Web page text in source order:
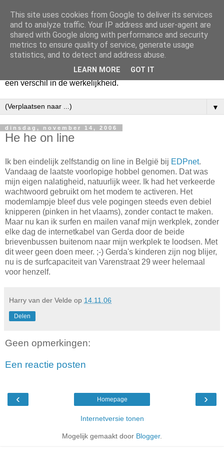
Harry
Hier vertel ik wat ik kwijt wil. Hier zeg ik wat ik gezegd wil
hebben. Voor mijzelf. Misschien voor jou. Zolang het mijn
hart lucht en mijn geest verheldert. En mogelijk maakt het
een verschil in de werkelijkheid.
▼
dinsdag, november 14, 2006
He he on line
Ik ben eindelijk zelfstandig on line in België bij EDPnet.
Vandaag de laatste voorlopige hobbel genomen. Dat was
mijn eigen nalatigheid, natuurlijk weer. Ik had het verkeerde
wachtwoord gebruikt om het modem te activeren. Het
modemlampje bleef dus vele pogingen steeds even debiel
knipperen (pinken in het vlaams), zonder contact te maken.
Maar nu kan ik surfen en mailen vanaf mijn werkplek, zonder
elke dag de internetkabel van Gerda door de beide
brievenbussen buitenom naar mijn werkplek te loodsen. Met
dit weer geen doen meer. ;-) Gerda's kinderen zijn nog blijer,
nu is de surfcapaciteit van Varenstraat 29 weer helemaal
voor henzelf.
Harry van der Velde op 14.11.06
Delen
Geen opmerkingen:
Een reactie posten
‹ ›
Homepage
Internetversie tonen
Mogelijk gemaakt door Blogger.
This site uses cookies from Google to deliver its services
and to analyze traffic. Your IP address and user-agent are
shared with Google along with performance and security
metrics to ensure quality of service, generate usage
statistics, and to detect and address abuse.
LEARN MORE GOT IT